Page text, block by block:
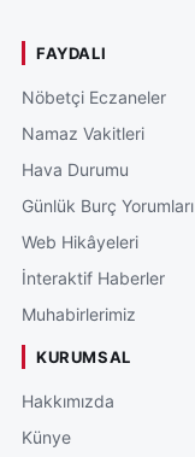
FAYDALI
Nöbetçi Eczaneler
Namaz Vakitleri
Hava Durumu
Günlük Burç Yorumları
Web Hikâyeleri
İnteraktif Haberler
Muhabirlerimiz
KURUMSAL
Hakkımızda
Künye